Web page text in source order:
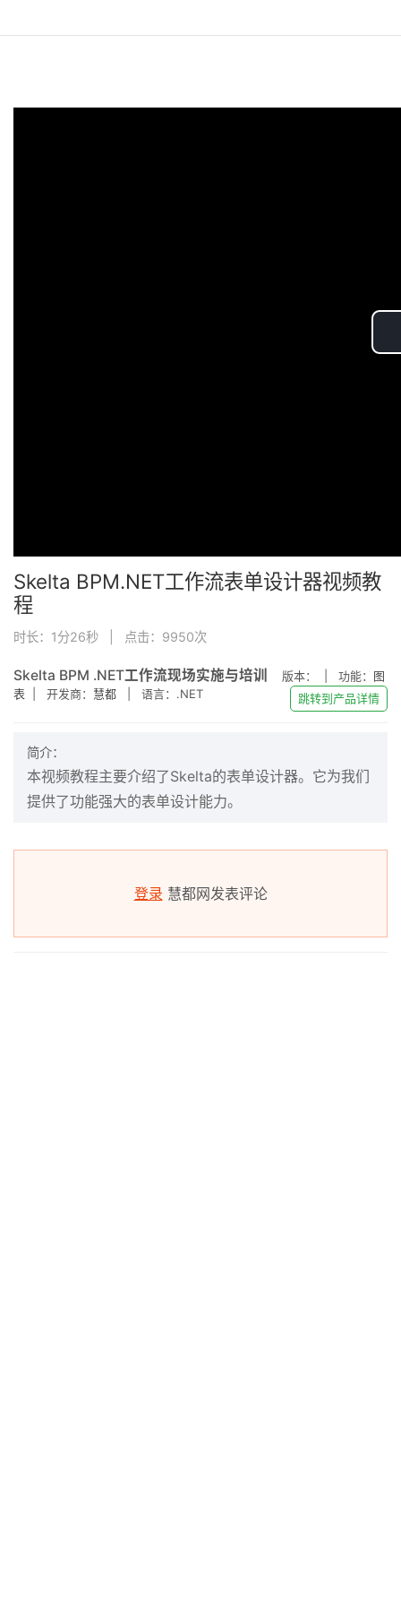
Skelta BPM.NET工作流表单设计器视频教
程
时长：1分26秒 | 点击： 9950次
Skelta BPM .NET工作流现场实施与培训 版本： | 功能： 图
表 | 开发商： 慧都 | 语言：.NET 跳转到产品详情
简介：
本视频教程主要介绍了Skelta的表单设计器。它为我们
提供了功能强大的表单设计能力。
登录 慧都网发表评论